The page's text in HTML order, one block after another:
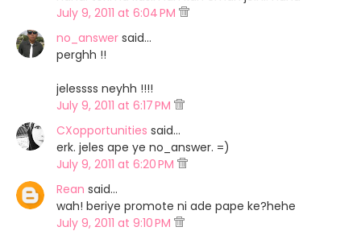
July 9, 2011 at 6:04 PM
no_answer said…
perghh !!
jelessss neyhh !!!!
July 9, 2011 at 6:17 PM
CXopportunities said…
erk. jeles ape ye no_answer. =)
July 9, 2011 at 6:20 PM
Rean said…
wah! beriye promote ni ade pape ke?hehe
July 9, 2011 at 9:10 PM